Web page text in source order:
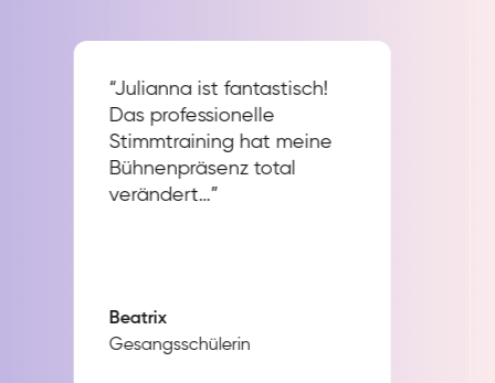
“Julianna ist fantastisch!
Das professionelle
Stimmtraining hat meine
Bühnenpräsenz total
verändert…”
Beatrix
Gesangsschülerin